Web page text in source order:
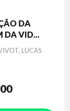
DA
DA VID...
LUCAS